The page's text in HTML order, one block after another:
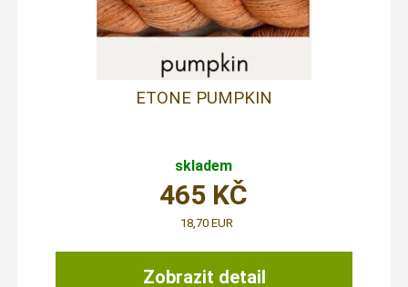
ETONE PUMPKIN
skladem
Zobrazit detail
465 KČ
18,70 EUR